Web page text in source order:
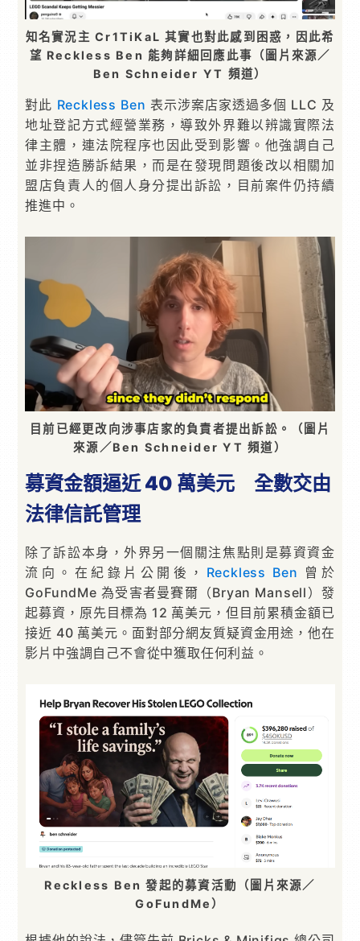
知名實況主 Cr1TiKaL 其實也對此感到困惑，因此希
望 Reckless Ben 能夠詳細回應此事（圖片來源／
Ben Schneider YT 頻道）
對此 Reckless Ben 表示涉案店家透過多個 LLC 及
地址登記方式經營業務，導致外界難以辨識實際法
律主體，連法院程序也因此受到影響。他強調自己
並非捏造勝訴結果，而是在發現問題後改以相關加
盟店負責人的個人身分提出訴訟，目前案件仍持續
推進中。
目前已經更改向涉事店家的負責者提出訴訟。（圖片
來源／Ben Schneider YT 頻道）
募資金額逼近 40 萬美元 全數交由
法律信託管理
除了訴訟本身，外界另一個關注焦點則是募資資金
流向。在紀錄片公開後， Reckless Ben 曾於
GoFundMe 為受害者曼賽爾（Bryan Mansell）發
起募資，原先目標為 12 萬美元，但目前累積金額已
接近 40 萬美元。面對部分網友質疑資金用途，他在
影片中強調自己不會從中獲取任何利益。
Reckless Ben 發起的募資活動（圖片來源／
GoFundMe）